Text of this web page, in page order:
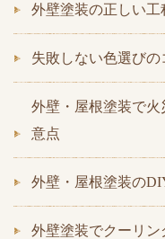
外壁塗装の正しい工
失敗しない色選びの
外壁・屋根塗装で
意点
外壁・屋根塗装の
外壁塗装でクーリ